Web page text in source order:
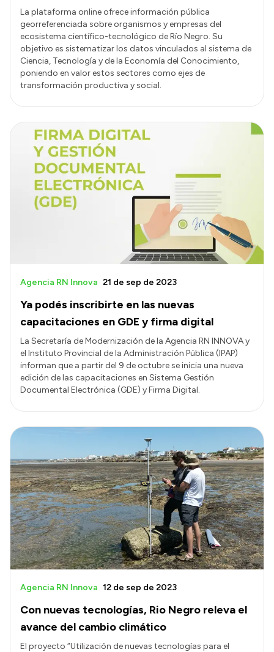
La plataforma online ofrece información pública
georreferenciada sobre organismos y empresas del
ecosistema científico-tecnológico de Río Negro. Su
objetivo es sistematizar los datos vinculados al sistema de
Ciencia, Tecnología y de la Economía del Conocimiento,
poniendo en valor estos sectores como ejes de
transformación productiva y social.
Ya podés inscribirte en las nuevas
capacitaciones en GDE y firma digital
Agencia RN Innova 21 de sep de 2023
La Secretaría de Modernización de la Agencia RN INNOVA y
el Instituto Provincial de la Administración Pública (IPAP)
informan que a partir del 9 de octubre se inicia una nueva
edición de las capacitaciones en Sistema Gestión
Documental Electrónica (GDE) y Firma Digital.
Con nuevas tecnologías, Rio Negro releva el
avance del cambio climático
Agencia RN Innova 12 de sep de 2023
El proyecto “Utilización de nuevas tecnologías para el